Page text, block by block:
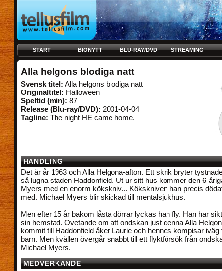
START BIONYTT BLU-RAY/DVD STREAMING
Alla helgons blodiga natt
Svensk titel: Alla helgons blodiga natt
Originaltitel: Halloween
Speltid (min): 87
Release (Blu-ray/DVD): 2001-04-04
Tagline: The night HE came home.
HANDLING
Det är år 1963 och Alla Helgona-afton. Ett skrik bryter
så lugna staden Haddonfield. Ut ur sitt hus kommer den 6-
Myers med en enorm kökskniv... Kökskniven han precis
med. Michael Myers blir skickad till mentalsjukhus.
Men efter 15 år bakom låsta dörrar lyckas han fly. Han har
sin hemstad. Ovetande om att ondskan just denna Alla
kommit till Haddonfield åker Laurie och hennes kompisar iväg
barn. Men kvällen övergår snabbt till ett flyktförsök från
Michael Myers.
MEDVERKANDE